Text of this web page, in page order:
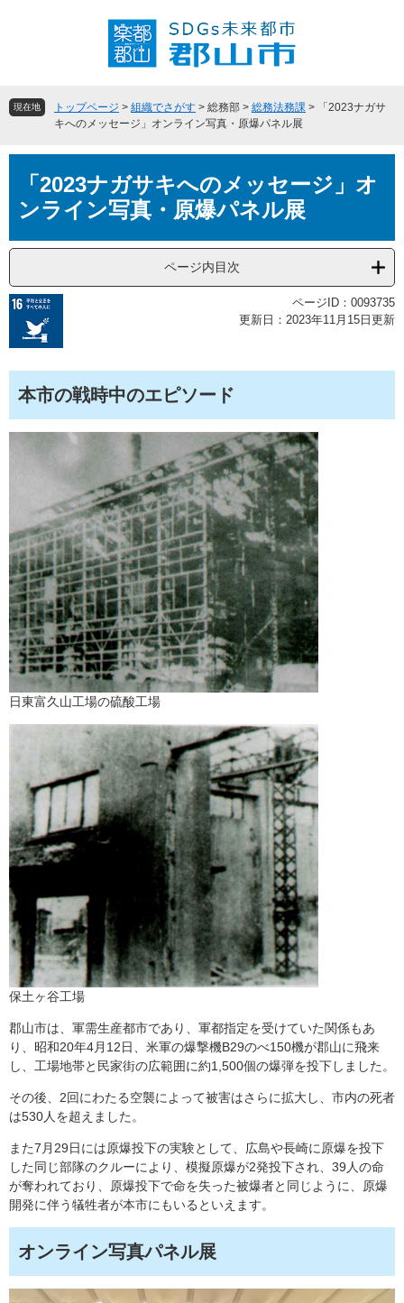
頭
飛現在地 トップページ > 組織でさがす > 総務部 > 総務法務課 >
「2023ナガサ
キへのメッセージ」オンライン写真・原爆パネル展
「2023ナガサキへのメッセージ」オ
ンライン写真・原爆パネル展
ページ内目次
ページID：0093735
更新日：2023年11月15日更新
本市の戦時中のエピソード
日東富久山工場の硫酸工場
保土ヶ谷工場
郡山市は、軍需生産都市であり、軍都指定を受けていた関係もあ
り、昭和20年4月12日、米軍の爆撃機B29のべ150機が郡山に飛来
し、工場地帯と民家街の広範囲に約1,500個の爆弾を投下しました。
その後、2回にわたる空襲によって被害はさらに拡大し、市内の死者
は530人を超えました。
また7月29日には原爆投下の実験として、広島や長崎に原爆を投下
した同じ部隊のクルーにより、模擬原爆が2発投下され、39人の命
が奪われており、原爆投下で命を失った被爆者と同じように、原爆
開発に伴う犠牲者が本市にもいるといえます。
オンライン写真パネル展